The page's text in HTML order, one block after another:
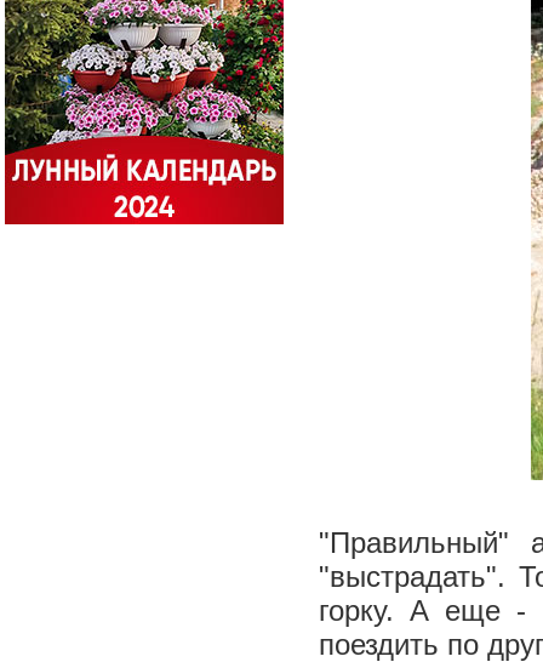
"Правильный"
"выстрадать".
горку. А еще -
поездить по